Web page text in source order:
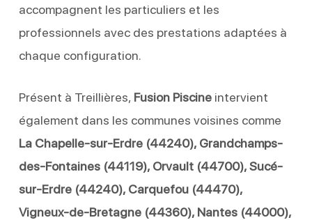
accompagnent les particuliers et les
professionnels avec des prestations adaptées à
chaque configuration.
Présent à Treillières, Fusion Piscineintervient
également dans les communes voisines comme
La Chapelle-sur-Erdre (44240), Grandchamps-
des-Fontaines (44119), Orvault (44700), Sucé-
sur-Erdre (44240), Carquefou (44470),
Vigneux-de-Bretagne (44360), Nantes (44000),